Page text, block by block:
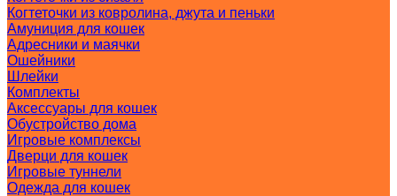
Когтеточки из ковролина, джута и пеньки
Амуниция для кошек
Адресники и маячки
Ошейники
Шлейки
Комплекты
Аксессуары для кошек
Обустройство дома
Игровые комплексы
Дверци для кошек
Игровые туннели
Одежда для кошек